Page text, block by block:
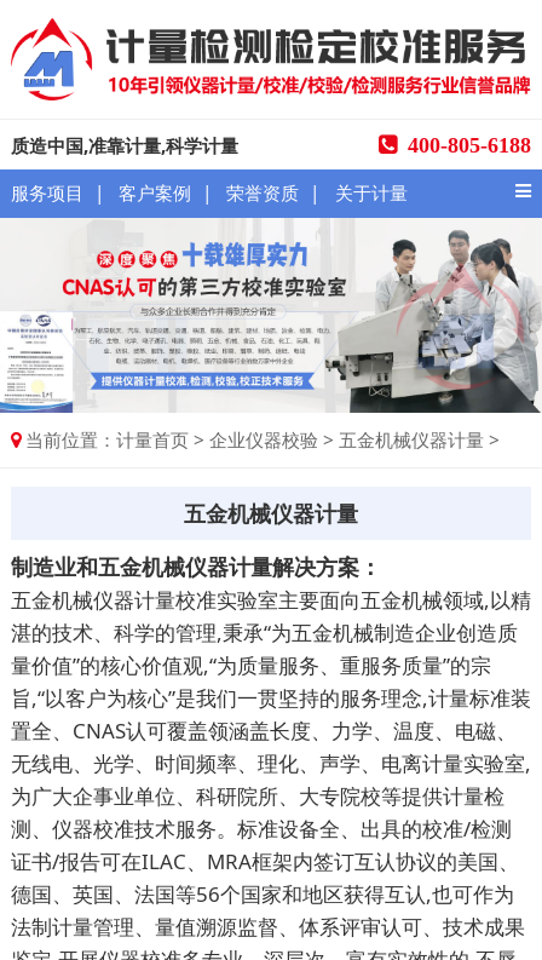
质造中国,准靠计量,科学计量 400-805-6188
服务项目 | 客户案例 | 荣誉资质 | 关于计量
当前位置：计量首页 >企业仪器校验 > 五金机械仪器计量 >
五金机械仪器计量
制造业和五金机械仪器计量解决方案：
五金机械仪器计量校准实验室主要面向五金机械领域,以精
湛的技术、科学的管理,秉承“为五金机械制造企业创造质
量价值”的核心价值观,“为质量服务、重服务质量”的宗
旨,“以客户为核心”是我们一贯坚持的服务理念,计量标准装
置全、CNAS认可覆盖领涵盖长度、力学、温度、电磁、
无线电、光学、时间频率、理化、声学、电离计量实验室,
为广大企事业单位、科研院所、大专院校等提供计量检
测、仪器校准技术服务。标准设备全、出具的校准/检测
证书/报告可在ILAC、MRA框架内签订互认协议的美国、
德国、英国、法国等56个国家和地区获得互认,也可作为
法制计量管理、量值溯源监督、体系评审认可、技术成果